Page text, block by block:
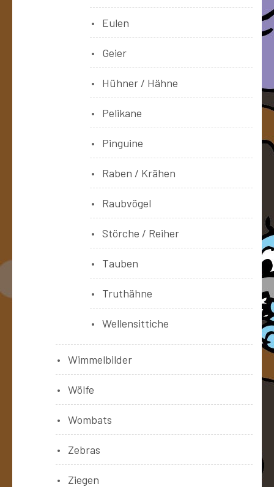
Eulen
Geier
Hühner / Hähne
Pelikane
Pinguine
Raben / Krähen
Raubvögel
Störche / Reiher
Tauben
Truthähne
Wellensittiche
Wimmelbilder
Wölfe
Wombats
Zebras
Ziegen